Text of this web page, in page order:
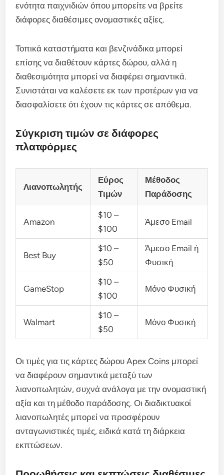
ενότητα παιχνιδιών όπου μπορείτε να βρείτε
διάφορες διαθέσιμες ονομαστικές αξίες.
Τοπικά καταστήματα και βενζινάδικα μπορεί
επίσης να διαθέτουν κάρτες δώρου, αλλά η
διαθεσιμότητα μπορεί να διαφέρει σημαντικά.
Συνιστάται να καλέσετε εκ των προτέρων για να
διασφαλίσετε ότι έχουν τις κάρτες σε απόθεμα.
Σύγκριση τιμών σε διάφορες
πλατφόρμες
Λιανοπωλητής
Εύρος
Τιμών
Μέθοδος
Παράδοσης
Amazon
$10 –
$100
Άμεσο Email
Best Buy
$10 –
$50
Άμεσο Email ή
Φυσική
GameStop
$10 –
$100
Μόνο Φυσική
Walmart
$10 –
$50
Μόνο Φυσική
Οι τιμές για τις κάρτες δώρου Apex Coins μπορεί
να διαφέρουν σημαντικά μεταξύ των
λιανοπωλητών, συχνά ανάλογα με την ονομαστική
αξία και τη μέθοδο παράδοσης. Οι διαδικτυακοί
λιανοπωλητές μπορεί να προσφέρουν
ανταγωνιστικές τιμές, ειδικά κατά τη διάρκεια
εκπτώσεων.